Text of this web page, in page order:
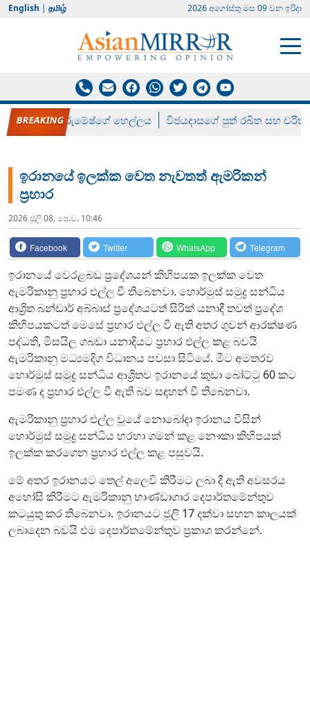
English | தமிழ் 2026 අගෝස්‍තු මස 09 වන ඉරිදා
රන් ගෙනා රුමේෂ්ගේ හෙල්ලය විජයදාසගේ පුත් රඛිත සහ චරිත්
ඉරානයේ ඉලක්ක වෙත නැවතත් ඇමරිකන්
ප්‍රහාර​
2026 ජූලි 08, පෙ.ව. 10:46
Facebook Twitter WhatsApp Telegram
ඉරානයේ වෙරළබඩ ප්‍රදේශයන් කිහිපයක ඉලක්ක වෙත
ඇමරිකානු ප්‍රහාර එල්ල වී තිබෙනවා. හොර්මුස් සමුද්‍ර සන්ධිය
ආශ්‍රිත බන්ඩාර් අබ්බාස් ප්‍රදේශයටත් සිරික් යනාදී තවත් ප්‍රදේශ
කිහිපයකටත් මෙසේ ප්‍රහාර එල්ල වී ඇති අතර ගුවන් ආරක්ෂණ
පද්ධති, මිසයිල ගබඩා යනාදියට ප්‍රහාර එල්ල කළ බවයි
ඇමරිකානු මධ්‍යමදිග විධානය පවසා සිටියේ. මීට අමතරව
හොර්මුස් සමුද්‍ර සන්ධිය ආශ්‍රිතව ඉරානයේ කුඩා බෝට්ටු 60 කට
පමණ ද ප්‍රහාර එල්ල වී ඇති බව සඳහන් වී තිබෙනවා.
ඇමරිකානු ප්‍රහාර එල්ල වූයේ නොබෝදා ඉරානය විසින්
හොර්මුස් සමුද්‍ර සන්ධිය හරහා ගමන් කළ නෞකා කිහිපයක්
ඉලක්ක කරගෙන ප්‍රහාර එල්ල කළ පසුවයි.
මේ අතර ඉරානයට තෙල් අලෙවි කිරීමට ලබා දී ඇති අවසරය
අහෝසි කිරීමට ඇමරිකානු භාණ්ඩාගාර දෙපාර්තමේන්තුව
කටයුතු කර තිබෙනවා. ඉරානයට ජූලි 17 දක්වා සහන කාලයක්
ලබාදෙන බවයි එම දෙපාර්තමේන්තුව ප්‍රකාශ කරන්නේ.